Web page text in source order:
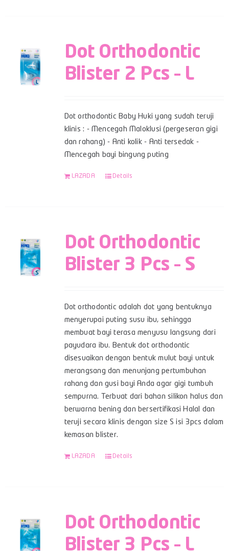
Dot Orthodontic
Blister 2 Pcs – L
Dot orthodontic Baby Huki yang sudah teruji
klinis : - Mencegah Maloklusi (pergeseran gigi
dan rahang) - Anti kolik - Anti tersedak -
Mencegah bayi bingung puting
LAZADA Details
Dot Orthodontic
Blister 3 Pcs – S
Dot orthodontic adalah dot yang bentuknya
menyerupai puting susu ibu, sehingga
membuat bayi terasa menyusu langsung dari
payudara ibu. Bentuk dot orthodontic
disesuaikan dengan bentuk mulut bayi untuk
merangsang dan menunjang pertumbuhan
rahang dan gusi bayi Anda agar gigi tumbuh
sempurna. Terbuat dari bahan silikon halus dan
berwarna bening dan bersertifikasi Halal dan
teruji secara klinis dengan size S isi 3pcs dalam
kemasan blister.
LAZADA Details
Dot Orthodontic
Blister 3 Pcs – L